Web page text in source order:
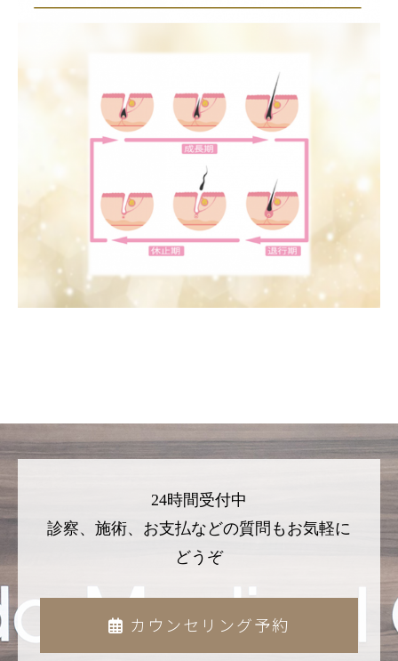
24時間受付中
診察、施術、お支払などの質問もお気軽に
どうぞ
カウンセリング予約